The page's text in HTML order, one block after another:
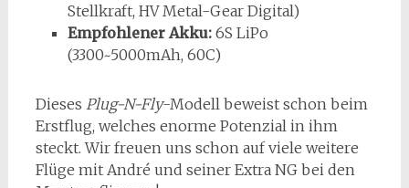
Stellkraft, HV Metal-Gear Digital)
Empfohlener Akku:6S LiPo
(3300~5000mAh, 60C)
Dieses Plug-N-Fly-Modell beweist schon beim
Erstflug, welches enorme Potenzial in ihm
steckt. Wir freuen uns schon auf viele weitere
Flüge mit André und seiner Extra NG bei den